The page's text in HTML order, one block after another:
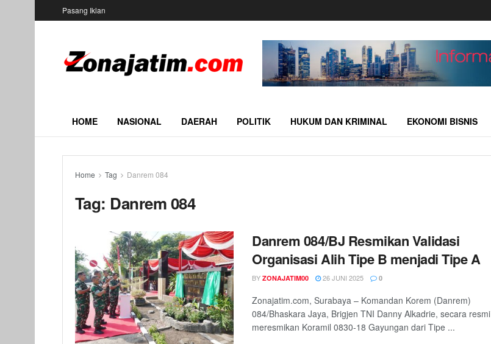
Pasang Iklan
HOME NASIONAL DAERAH POLITIK HUKUM DAN KRIMINAL EKONOMI BISNIS
Home Tag Danrem 084
Tag: Danrem 084
Danrem 084/BJ Resmikan Validasi
Organisasi Alih Tipe B menjadi Tipe A
BY ZONAJATIM00 26 JUNI 2025 0
Zonajatim.com, Surabaya – Komandan Korem (Danrem)
084/Bhaskara Jaya, Brigjen TNI Danny Alkadrie, secara resmi
meresmikan Koramil 0830-18 Gayungan dari Tipe ...